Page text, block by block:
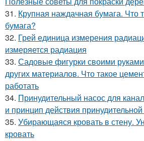
31. Крупная наждачная бумага. Что
бумага?
32. Грей единица измерения
измеряется радиация
33. Садовые фигурки своими
других материалов. Что такое
работать
34. Принудительный насос для
и принцип действия
35. Убирающаяся кровать в стену.
кровать